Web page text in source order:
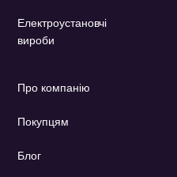
Електроустановчі
вироби
Про компанію
Покупцям
Блог